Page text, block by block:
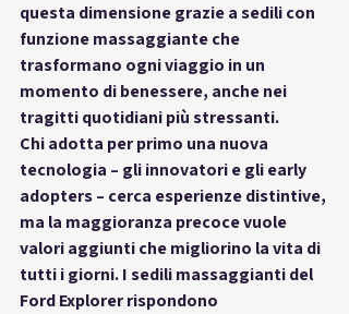
questa dimensione grazie a sedili con
funzione massaggiante che
trasformano ogni viaggio in un
momento di benessere, anche nei
tragitti quotidiani più stressanti.
Chi adotta per primo una nuova
tecnologia – gli innovatori e gli early
adopters – cerca esperienze distintive,
ma la maggioranza precoce vuole
valori aggiunti che migliorino la vita di
tutti i giorni. I sedili massaggianti del
Ford Explorer rispondono